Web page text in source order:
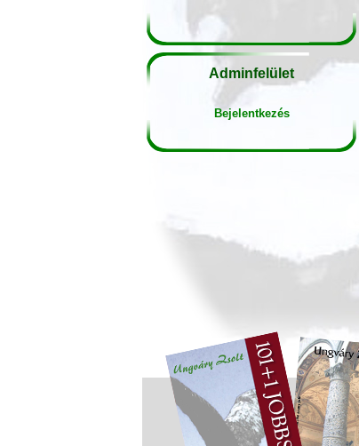
Adminfelület
Bejelentkezés